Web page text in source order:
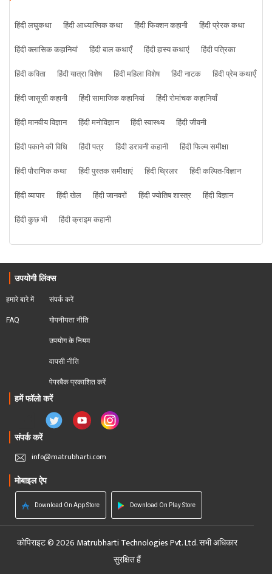
हिंदी लघुकथा हिंदी आध्यात्मिक कथा हिंदी फिक्शन कहानी
हिंदी प्रेरक कथा
हिंदी क्लासिक कहानियां
हिंदी बाल कथाएँ हिंदी हास्य कथाएं
हिंदी पत्रिका
हिंदी कविता
हिंदी यात्रा विशेष हिंदी महिला विशेष हिंदी नाटक
हिंदी प्रेम कथाएँ
हिंदी जासूसी कहानी
हिंदी सामाजिक कहानियां
हिंदी रोमांचक कहानियाँ
हिंदी मानवीय विज्ञान
हिंदी मनोविज्ञान हिंदी स्वास्थ्य
हिंदी जीवनी
हिंदी पकाने की विधि
हिंदी पत्र हिंदी डरावनी कहानी
हिंदी फिल्म समीक्षा
हिंदी पौराणिक कथा
हिंदी पुस्तक समीक्षाएं हिंदी थ्रिलर
हिंदी कल्पित-विज्ञान
हिंदी व्यापार
हिंदी खेल हिंदी जानवरों हिंदी ज्योतिष शास्त्र
हिंदी विज्ञान
हिंदी कुछ भी
हिंदी क्राइम कहानी
उपयोगी लिंक्स
हमारे बारे में
FAQ
संपर्क करें
गोपनीयता नीति
उपयोग के नियम
वापसी नीति
पेपरबैक प्रकाशित करें
हमें फॉलो करें
संपर्क करें
info@matrubharti.com
मोबाइल ऐप
Download On App Store Download On Play Store
कोपिराइट © 2026 Matrubharti Technologies Pvt. Ltd. सभी अधिकार
सुरक्षित हैं